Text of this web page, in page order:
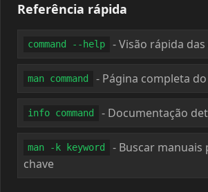
Referência rápida
command --help - Visão rápida
man command - Página completa
info command - Documentação
man -k keyword
- Buscar manuais
chave